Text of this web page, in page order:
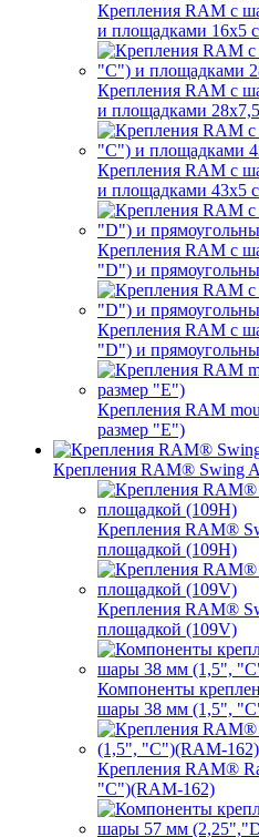
Крепления RAM с
и площадками 16х5
Крепления RAM с
и площадками
Крепления RAM с
и площадками 43х5
Крепления RAM с
"D") и
Крепления RAM с
"D") и
Крепления RAM
размер "E")
Крепления RAM® Swing
Крепления RAM®
площадкой (109H)
Крепления RAM®
площадкой (109V)
Компоненты
шары 38 мм (1,5",
Крепления RAM®
"C")(RAM-162)